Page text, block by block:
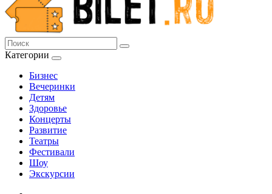
Категории
Бизнес
Вечеринки
Детям
Здоровье
Концерты
Развитие
Театры
Фестивали
Шоу
Экскурсии